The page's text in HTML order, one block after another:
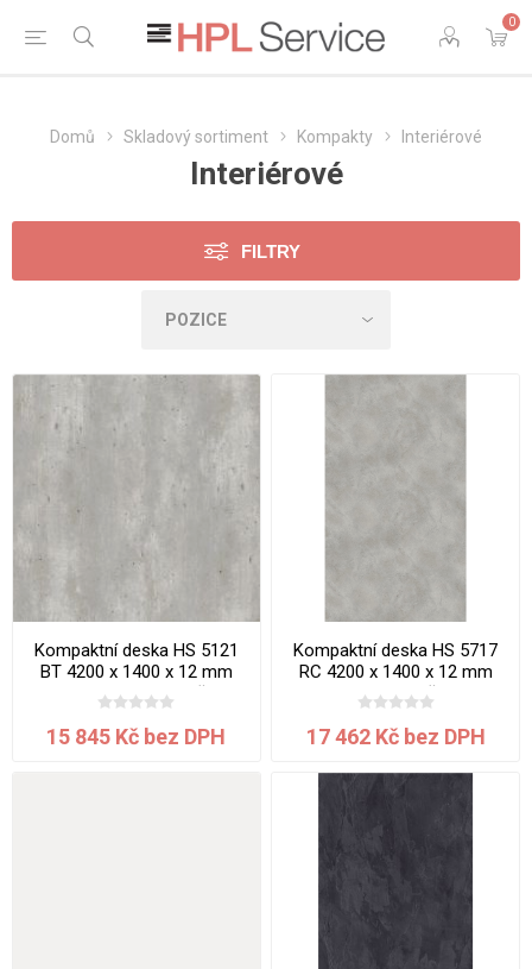
0
Domů Skladový sortiment Kompakty Interiérové
Interiérové
FILTRY
Kompaktní deska HS 5121
BT 4200 x 1400 x 12 mm
Beton Portland jádro černé
15 845 Kč bez DPH
Kompaktní deska HS 5717
RC 4200 x 1400 x 12 mm
Montea jádro černé
17 462 Kč bez DPH